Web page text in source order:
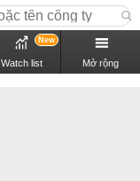
Watch list
New
Mở rộng